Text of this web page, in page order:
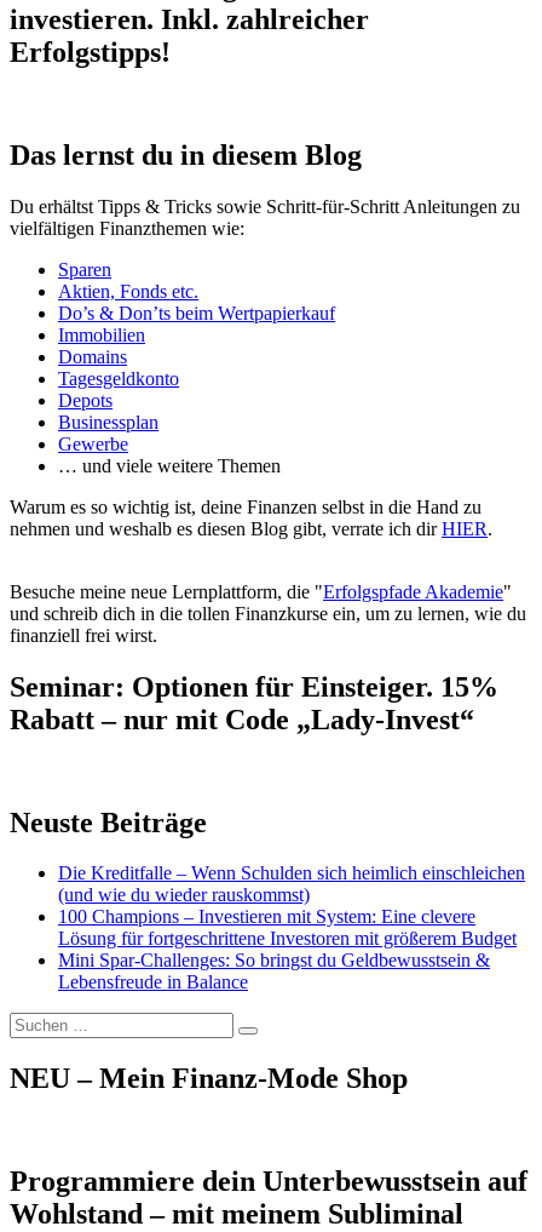
investieren. Inkl. zahlreicher
Erfolgstipps!
Das lernst du in diesem Blog
Du erhältst Tipps & Tricks sowie Schritt-für-Schritt Anleitungen zu
vielfältigen Finanzthemen wie:
Sparen
Aktien, Fonds etc.
Do’s & Don’ts beim Wertpapierkauf
Immobilien
Domains
Tagesgeldkonto
Depots
Businessplan
Gewerbe
… und viele weitere Themen
Warum es so wichtig ist, deine Finanzen selbst in die Hand zu
nehmen und weshalb es diesen Blog gibt, verrate ich dirHIER.
Besuche meine neue Lernplattform, die "Erfolgspfade Akademie"
und schreib dich in die tollen Finanzkurse ein, um zu lernen, wie du
finanziell frei wirst.
Seminar: Optionen für Einsteiger. 15%
Rabatt – nur mit Code „Lady-Invest“
Neuste Beiträge
Die Kreditfalle – Wenn Schulden sich heimlich einschleichen
(und wie du wieder rauskommst)
100 Champions – Investieren mit System: Eine clevere
Lösung für fortgeschrittene Investoren mit größerem Budget
Mini Spar-Challenges: So bringst du Geldbewusstsein &
Lebensfreude in Balance
Suchen
nach:
Suchen
NEU – Mein Finanz-Mode Shop
Programmiere dein Unterbewusstsein auf
Wohlstand – mit meinem Subliminal